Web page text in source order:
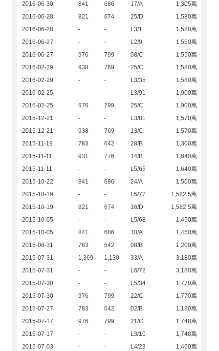
2016-06-30
841 686 17/A
1,305萬
2016-06-28
821 674 25/D
1,580萬
2016-06-28
- - L3/1
1,580萬
2016-06-27
- - L2/9
1,550萬
2016-06-27
976 799 08/C
1,550萬
2016-02-29
938 769 25/C
1,580萬
2016-02-29
- - L3/35
1,580萬
2016-02-25
- - L3/91
1,900萬
2016-02-25
976 799 25/C
1,900萬
2015-12-21
- - L3/81
1,570萬
2015-12-21
938 769 13/C
1,570萬
2015-11-19
783 642 28/B
1,300萬
2015-11-11
931 776 14/B
1,640萬
2015-11-11
- - L5/65
1,640萬
2015-10-22
841 686 24/A
1,500萬
2015-10-19
- - L5/77
1,582.5萬
2015-10-19
821 674 16/D
1,582.5萬
2015-10-05
- - L5/68
1,450萬
2015-10-05
841 686 10/A
1,450萬
2015-08-31
783 642 08/B
1,200萬
2015-07-31
1,369 1,130 33/A
3,180萬
2015-07-31
- - L6/72
3,180萬
2015-07-30
- - L5/34
1,770萬
2015-07-30
976 799 22/C
1,770萬
2015-07-27
783 642 02/B
1,180萬
2015-07-17
976 799 21/C
1,748萬
2015-07-17
- - L3/10
1,748萬
2015-07-03
- - L4/23
1,460萬